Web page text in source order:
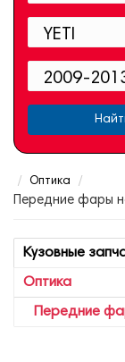
Оптика
Передние фары
Кузовные
Оптика
Передние